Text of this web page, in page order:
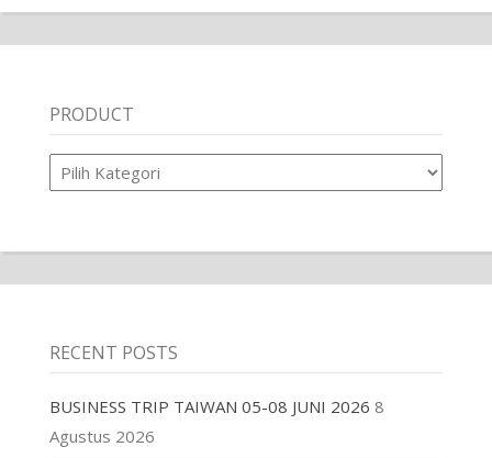
PRODUCT
Product
RECENT POSTS
BUSINESS TRIP TAIWAN 05-08 JUNI 2026 8
Agustus 2026